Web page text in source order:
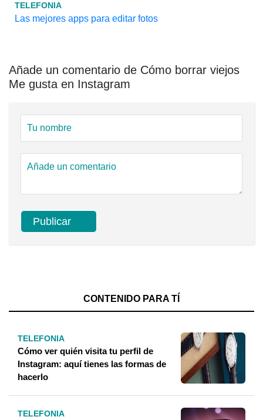
TELEFONIA
Las mejores apps para editar fotos
Añade un comentario de Cómo borrar viejos
Me gusta en Instagram
CONTENIDO PARA TÍ
TELEFONIA
Cómo ver quién visita tu perfil de
Instagram: aquí tienes las formas de
hacerlo
TELEFONIA